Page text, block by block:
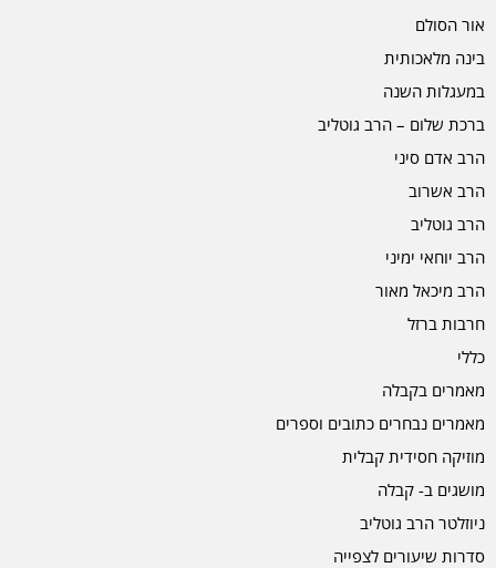
אור הסולם
בינה מלאכותית
במעגלות השנה
ברכת שלום – הרב גוטליב
הרב אדם סיני
הרב אשרוב
הרב גוטליב
הרב יוחאי ימיני
הרב מיכאל מאור
חרבות ברזל
כללי
מאמרים בקבלה
מאמרים נבחרים כתובים וספרים
מוזיקה חסידית קבלית
מושגים ב- קבלה
ניוזלטר הרב גוטליב
סדרות שיעורים לצפייה